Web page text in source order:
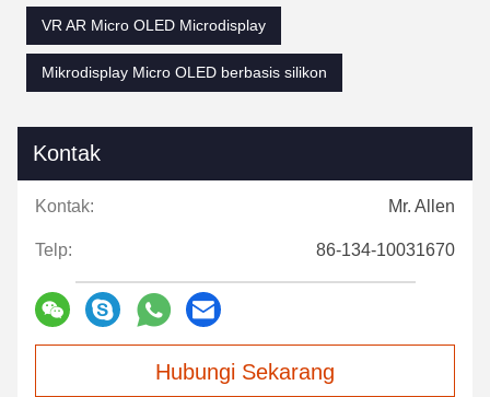
VR AR Micro OLED Microdisplay
Mikrodisplay Micro OLED berbasis silikon
Kontak
Kontak: Mr. Allen
Telp: 86-134-10031670
Hubungi Sekarang